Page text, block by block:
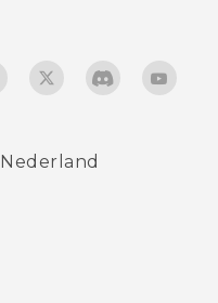
Nederland